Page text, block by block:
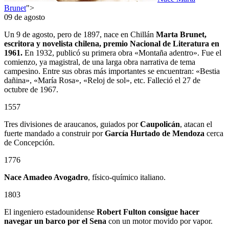
Brunet">
09 de agosto
Un 9 de agosto, pero de 1897, nace en Chillán Marta Brunet,
escritora y novelista chilena, premio Nacional de Literatura en
1961. En 1932, publicó su primera obra «Montaña adentro». Fue el
comienzo, ya magistral, de una larga obra narrativa de tema
campesino. Entre sus obras más importantes se encuentran: «Bestia
dañina», «María Rosa», «Reloj de sol», etc. Falleció el 27 de
octubre de 1967.
1557
Tres divisiones de araucanos, guiados porCaupolicán, atacan el
fuerte mandado a construir porGarcía Hurtado de Mendoza cerca
de Concepción.
1776
Nace Amadeo Avogadro, físico-químico italiano.
1803
El ingeniero estadounidense Robert Fulton consigue hacer
navegar un barco por el Sena con un motor movido por vapor.